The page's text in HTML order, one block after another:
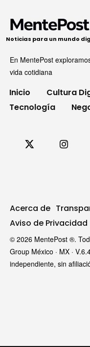
Noticias para un mundo
En MentePost
vida cotidiana
Inicio Cultura
Tecnología
Acerca de
Aviso de Privacidad
© 2026 MentePost ®.
Group México · MX ·
independiente, sin